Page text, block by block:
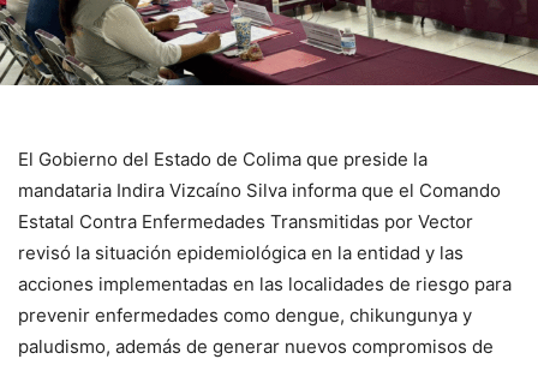
El Gobierno del Estado de Colima que preside la
mandataria Indira Vizcaíno Silva informa que el Comando
Estatal Contra Enfermedades Transmitidas por Vector
revisó la situación epidemiológica en la entidad y las
acciones implementadas en las localidades de riesgo para
prevenir enfermedades como dengue, chikungunya y
paludismo, además de generar nuevos compromisos de